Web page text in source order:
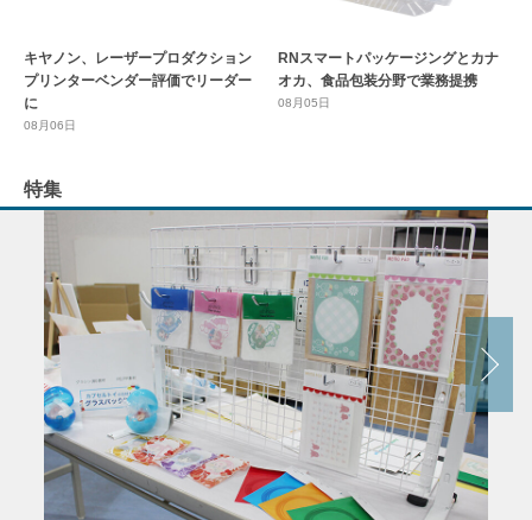
キヤノン、レーザープロダクション
プリンターベンダー評価でリーダー
に
08月06日
RNスマートパッケージングとカナ
オカ、食品包装分野で業務提携
08月05日
特集